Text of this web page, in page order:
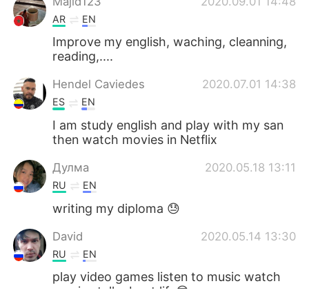
AR EN
Improve my english, waching, cleanning,
reading,....
Hendel Caviedes 2020.07.01 14:38
ES EN
I am study english and play with my san
then watch movies in Netflix
Дулма 2020.05.18 13:11
RU EN
writing my diploma 😓
David 2020.05.14 13:30
RU EN
play video games listen to music watch
movies talk about life😎